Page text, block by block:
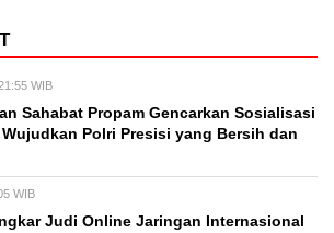
WIB
Sahabat Propam Gencarkan Sosialisasi
Wujudkan Polri Presisi yang Bersih dan
WIB
Judi Online Jaringan Internasional